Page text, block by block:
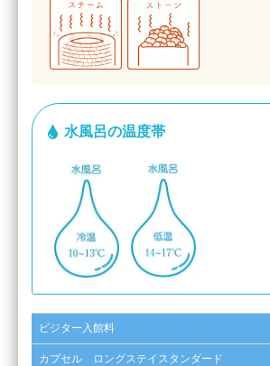
水風呂の温度帯
ビジター入館料
カプセル ロングステイスタンダード